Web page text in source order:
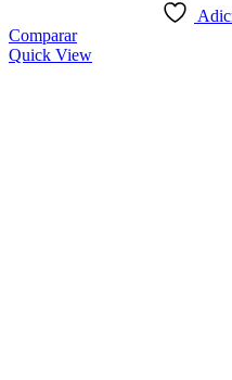
Comparar
Quick View